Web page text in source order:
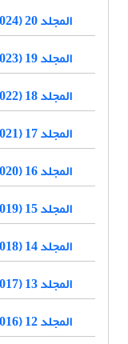
المجلد 20 (2024)
المجلد 19 (2023)
المجلد 18 (2022)
المجلد 17 (2021)
المجلد 16 (2020)
المجلد 15 (2019)
المجلد 14 (2018)
المجلد 13 (2017)
المجلد 12 (2016)